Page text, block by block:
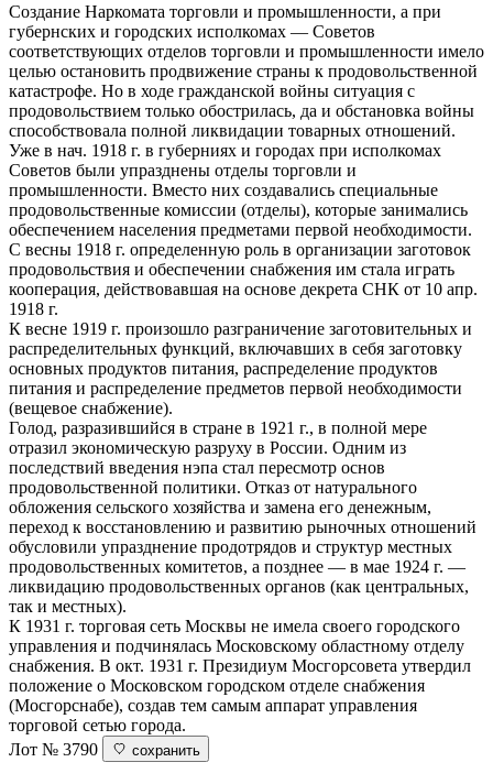
Создание Наркомата торговли и промышленности, а при
губернских и городских исполкомах — Советов
соответствующих отделов торговли и промышленности имело
целью остановить продвижение страны к продовольственной
катастрофе. Но в ходе гражданской войны ситуация с
продовольствием только обострилась, да и обстановка войны
способствовала полной ликвидации товарных отношений.
Уже в нач. 1918 г. в губерниях и городах при исполкомах
Советов были упразднены отделы торговли и
промышленности. Вместо них создавались специальные
продовольственные комиссии (отделы), которые занимались
обеспечением населения предметами первой необходимости.
С весны 1918 г. определенную роль в организации заготовок
продовольствия и обеспечении снабжения им стала играть
кооперация, действовавшая на основе декрета СНК от 10 апр.
1918 г.
К весне 1919 г. произошло разграничение заготовительных и
распределительных функций, включавших в себя заготовку
основных продуктов питания, распределение продуктов
питания и распределение предметов первой необходимости
(вещевое снабжение).
Голод, разразившийся в стране в 1921 г., в полной мере
отразил экономическую разруху в России. Одним из
последствий введения нэпа стал пересмотр основ
продовольственной политики. Отказ от натурального
обложения сельского хозяйства и замена его денежным,
переход к восстановлению и развитию рыночных отношений
обусловили упразднение продотрядов и структур местных
продовольственных комитетов, а позднее — в мае 1924 г. —
ликвидацию продовольственных органов (как центральных,
так и местных).
К 1931 г. торговая сеть Москвы не имела своего городского
управления и подчинялась Московскому областному отделу
снабжения. В окт. 1931 г. Президиум Мосгорсовета утвердил
положение о Московском городском отделе снабжения
(Мосгорснабе), создав тем самым аппарат управления
торговой сетью города.
Лот № 3790
сохранить